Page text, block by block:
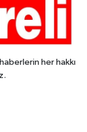
her hakkı